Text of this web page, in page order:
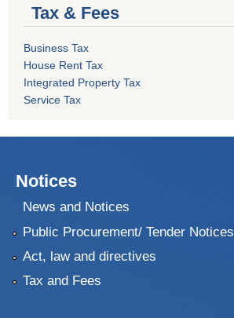
Tax & Fees
Business Tax
House Rent Tax
Integrated Property Tax
Service Tax
Notices
News and Notices
Public Procurement/ Tender Notices
Act, law and directives
Tax and Fees